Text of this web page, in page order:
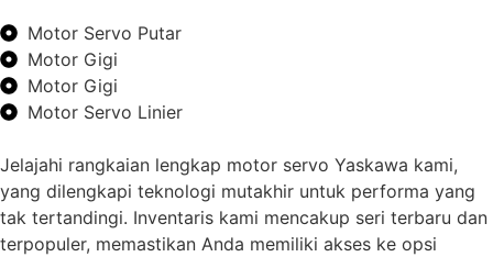
Motor Servo Putar
Motor Gigi
Motor Gigi
Motor Servo Linier
Jelajahi rangkaian lengkap motor servo Yaskawa kami,
yang dilengkapi teknologi mutakhir untuk performa yang
tak tertandingi. Inventaris kami mencakup seri terbaru dan
terpopuler, memastikan Anda memiliki akses ke opsi